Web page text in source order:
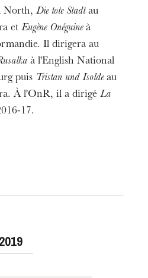
mit euch
die Oper
North,Die tote Stadtau
etEugène Onéguineà
Il dirigera au
à l'English National
puis Tristan und Isoldeau
À l'OnR, il a dirigéLa
17.